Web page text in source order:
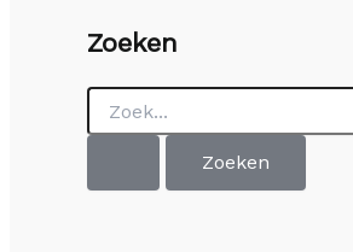
Zoeken
Zoek
naar: